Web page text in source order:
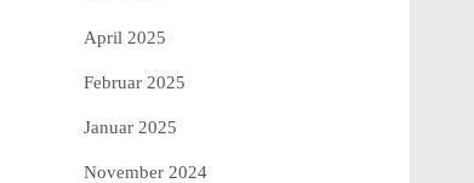
April 2025
Februar 2025
Januar 2025
November 2024